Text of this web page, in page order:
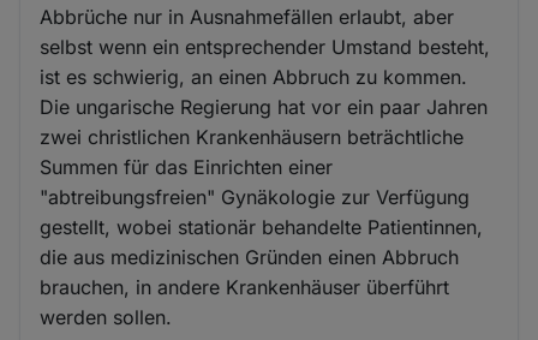
Abbrüche nur in Ausnahmefällen erlaubt, aber
selbst wenn ein entsprechender Umstand besteht,
ist es schwierig, an einen Abbruch zu kommen.
Die ungarische Regierung hat vor ein paar Jahren
zwei christlichen Krankenhäusern beträchtliche
Summen für das Einrichten einer
"abtreibungsfreien" Gynäkologie zur Verfügung
gestellt, wobei stationär behandelte Patientinnen,
die aus medizinischen Gründen einen Abbruch
brauchen, in andere Krankenhäuser überführt
werden sollen.